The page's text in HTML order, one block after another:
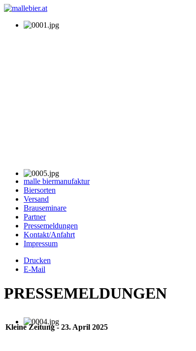
malle biermanufaktur
Biersorten
Versand
Brauseminare
Partner
Pressemeldungen
Kontakt/Anfahrt
Impressum
Drucken
E-Mail
PRESSEMELDUNGEN
Kleine Zeitung - 23. April 2025